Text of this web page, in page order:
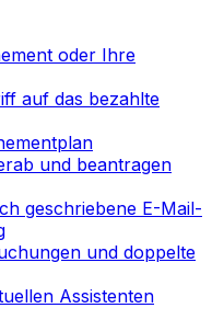
oder Ihre
auf das bezahlte
und beantragen
geschriebene E-Mail-
und doppelte
Assistenten